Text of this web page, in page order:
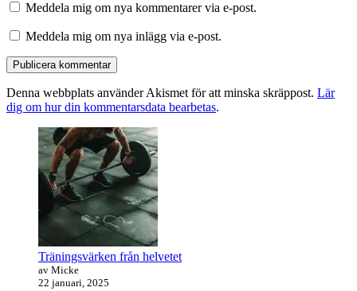
Meddela mig om nya kommentarer via e-post.
Meddela mig om nya inlägg via e-post.
Denna webbplats använder Akismet för att minska skräppost. Lär
dig om hur din kommentarsdata bearbetas.
Primära
sidofältet
Widget
område
Träningsvärken från helvetet
av Micke
22 januari, 2025